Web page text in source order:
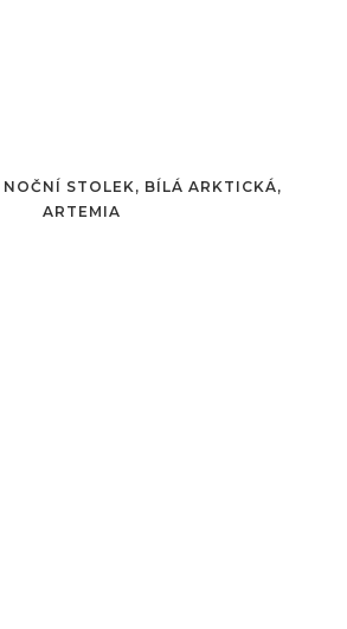
STOLEK, BÍLÁ ARKTICKÁ,
ARTEMIA